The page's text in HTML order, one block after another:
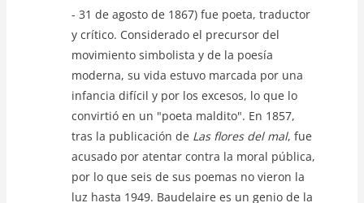
- 31 de agosto de 1867) fue poeta, traductor
y crítico. Considerado el precursor del
movimiento simbolista y de la poesía
moderna, su vida estuvo marcada por una
infancia difícil y por los excesos, lo que lo
convirtió en un "poeta maldito". En 1857,
tras la publicación de Las flores del mal, fue
acusado por atentar contra la moral pública,
por lo que seis de sus poemas no vieron la
luz hasta 1949. Baudelaire es un genio de la